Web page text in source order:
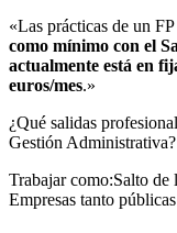
«Las prácticas de un
como mínimo con el
actualmente está en
euros/mes.»
¿Qué salidas
Gestión Administrativa?​
Trabajar como:Salto de
Empresas tanto